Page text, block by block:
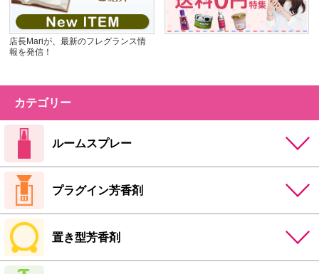
店長Mariが、最新のフレグランス情
報を発信！
カテゴリー
ルームスプレー
プラグイン芳香剤
置き型芳香剤